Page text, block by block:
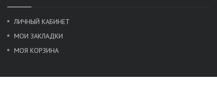
ЛИЧНЫЙ КАБИНЕТ
МОИ ЗАКЛАДКИ
МОЯ КОРЗИНА